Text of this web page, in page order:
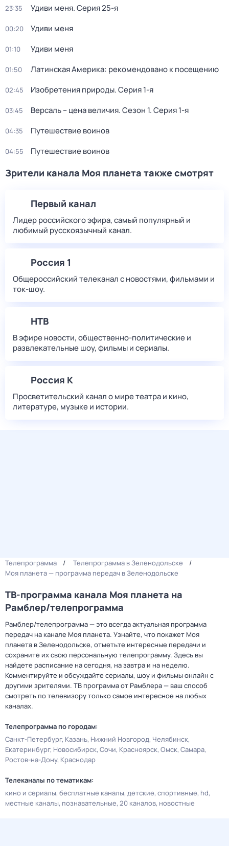
23:35 Удиви меня. Серия 25-я
00:20 Удиви меня
01:10 Удиви меня
01:50 Латинская Америка: рекомендовано к посещению
02:45 Изобретения природы. Серия 1-я
03:45 Версаль – цена величия. Сезон 1. Серия 1-я
04:35 Путешествие воинов
04:55 Путешествие воинов
Зрители канала Моя планета также смотрят
Первый канал
Лидер российского эфира, самый популярный и
любимый русскоязычный канал.
Россия 1
Общероссийский телеканал с новостями, фильмами и
ток-шоу.
НТВ
В эфире новости, общественно-политические и
развлекательные шоу, фильмы и сериалы.
Россия К
Просветительский канал о мире театра и кино,
литературе, музыке и истории.
Телепрограмма
Телепрограмма в Зеленодольске
Моя планета — программа передач в Зеленодольске
ТВ-программа канала Моя планета на
Рамблер/телепрограмма
Рамблер/телепрограмма — это всегда актуальная программа
передач на канале Моя планета. Узнайте, что покажет Моя
планета в Зеленодольске, отметьте интересные передачи и
сохраните их свою персональную телепрограмму. Здесь вы
найдете расписание на сегодня, на завтра и на неделю.
Комментируйте и обсуждайте сериалы, шоу и фильмы онлайн с
другими зрителями. ТВ программа от Рамблера — ваш способ
смотреть по телевизору только самое интересное на любых
каналах.
Телепрограмма по городам:
Санкт-Петербург Казань Нижний Новгород Челябинск
Екатеринбург Новосибирск Сочи Красноярск Омск Самара
Ростов-на-Дону Краснодар
Телеканалы по тематикам:
кино и сериалы бесплатные каналы детские спортивные hd
местные каналы познавательные 20 каналов новостные